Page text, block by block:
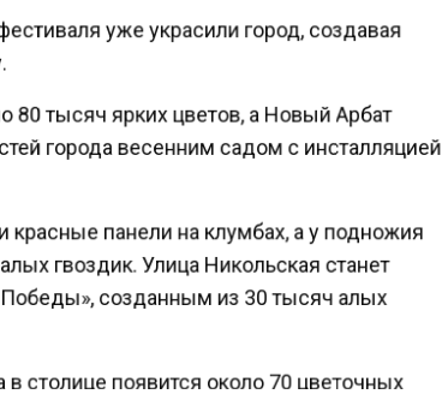
уже украсили город, создавая
80 тысяч ярких цветов, а Новый Арбат
города весенним садом с инсталляцией
красные панели на клумбах, а у подножия
гвоздик. Улица Никольская станет
созданным из 30 тысяч алых
в столице появится около 70 цветочных